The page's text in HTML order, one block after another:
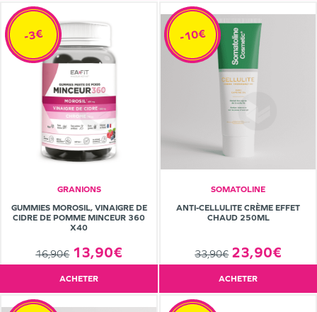
GRANIONS
GUMMIES MOROSIL, VINAIGRE DE
CIDRE DE POMME MINCEUR 360
X40
16,90€ 13,90€
-3€
ACHETER
SOMATOLINE
ANTI-CELLULITE CRÈME EFFET
CHAUD 250ML
33,90€ 23,90€
-10€
ACHETER